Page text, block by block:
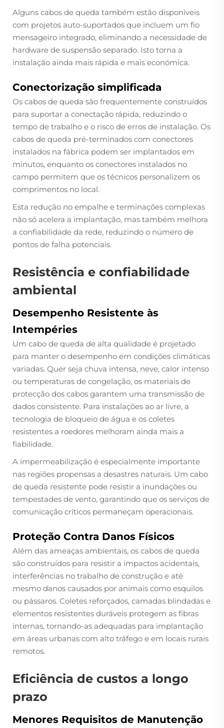
Alguns cabos de queda também estão disponíveis
com projetos auto-suportados que incluem um fio
mensageiro integrado, eliminando a necessidade de
hardware de suspensão separado. Isto torna a
instalação ainda mais rápida e mais económica.
Conectorização simplificada
Os cabos de queda são frequentemente construídos
para suportar a conectação rápida, reduzindo o
tempo de trabalho e o risco de erros de instalação. Os
cabos de queda pré-terminados com conectores
instalados na fábrica podem ser implantados em
minutos, enquanto os conectores instalados no
campo permitem que os técnicos personalizem os
comprimentos no local.
Esta redução no empalhe e terminações complexas
não só acelera a implantação, mas também melhora
a confiabilidade da rede, reduzindo o número de
pontos de falha potenciais.
Resistência e confiabilidade
ambiental
Desempenho Resistente às
Intempéries
Um cabo de queda de alta qualidade é projetado
para manter o desempenho em condições climáticas
variadas. Quer seja chuva intensa, neve, calor intenso
ou temperaturas de congelação, os materiais de
protecção dos cabos garantem uma transmissão de
dados consistente. Para instalações ao ar livre, a
tecnologia de bloqueio de água e os coletes
resistentes a roedores melhoram ainda mais a
fiabilidade.
A impermeabilização é especialmente importante
nas regiões propensas a desastres naturais. Um cabo
de queda resistente pode resistir a inundações ou
tempestades de vento, garantindo que os serviços de
comunicação críticos permaneçam operacionais.
Proteção Contra Danos Físicos
Além das ameaças ambientais, os cabos de queda
são construídos para resistir a impactos acidentais,
interferências no trabalho de construção e até
mesmo danos causados por animais como esquilos
ou pássaros. Coletes reforçados, camadas blindadas e
elementos resistentes duráveis protegem as fibras
internas, tornando-as adequadas para implantação
em áreas urbanas com alto tráfego e em locais rurais
remotos.
Eficiência de custos a longo
prazo
Menores Requisitos de Manutenção